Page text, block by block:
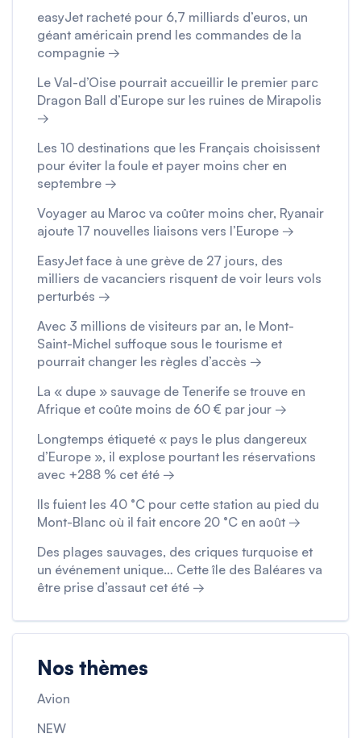
easyJet racheté pour 6,7 milliards d’euros, un
géant américain prend les commandes de la
compagnie →
Le Val-d’Oise pourrait accueillir le premier parc
Dragon Ball d’Europe sur les ruines de Mirapolis
→
Les 10 destinations que les Français choisissent
pour éviter la foule et payer moins cher en
septembre →
Voyager au Maroc va coûter moins cher, Ryanair
ajoute 17 nouvelles liaisons vers l’Europe →
EasyJet face à une grève de 27 jours, des
milliers de vacanciers risquent de voir leurs vols
perturbés →
Avec 3 millions de visiteurs par an, le Mont-
Saint-Michel suffoque sous le tourisme et
pourrait changer les règles d’accès →
La « dupe » sauvage de Tenerife se trouve en
Afrique et coûte moins de 60 € par jour →
Longtemps étiqueté « pays le plus dangereux
d’Europe », il explose pourtant les réservations
avec +288 % cet été →
Ils fuient les 40 °C pour cette station au pied du
Mont-Blanc où il fait encore 20 °C en août →
Des plages sauvages, des criques turquoise et
un événement unique… Cette île des Baléares va
être prise d’assaut cet été →
Nos thèmes
Avion
NEW